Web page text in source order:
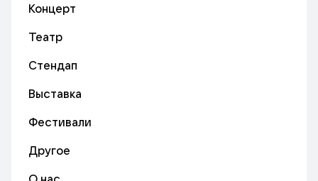
Концерт
Театр
Стендап
Выставка
Фестивали
Другое